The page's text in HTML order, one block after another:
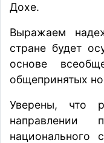
Дохе.
Выражаем
стране будет
основе
общепринятых
Уверены, что
направлении
национального